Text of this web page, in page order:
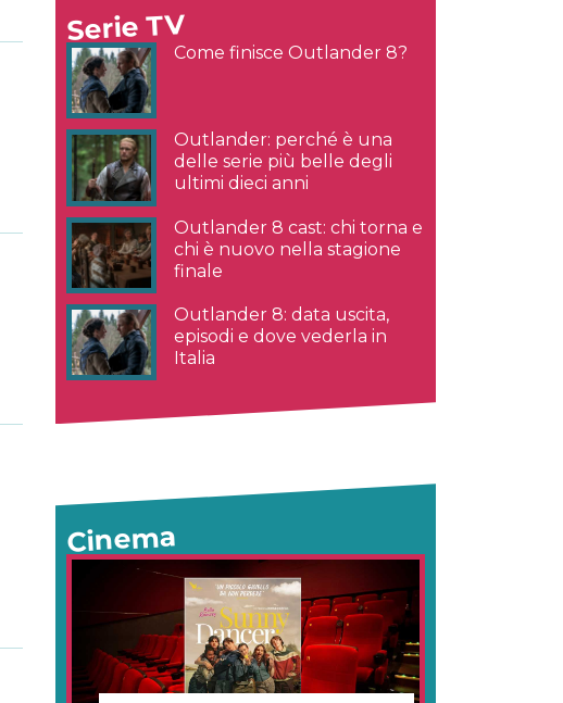
Serie TV
Come finisce Outlander 8?
Outlander: perché è una
delle serie più belle degli
ultimi dieci anni
Outlander 8 cast: chi torna e
chi è nuovo nella stagione
finale
Outlander 8: data uscita,
episodi e dove vederla in
Italia
Cinema